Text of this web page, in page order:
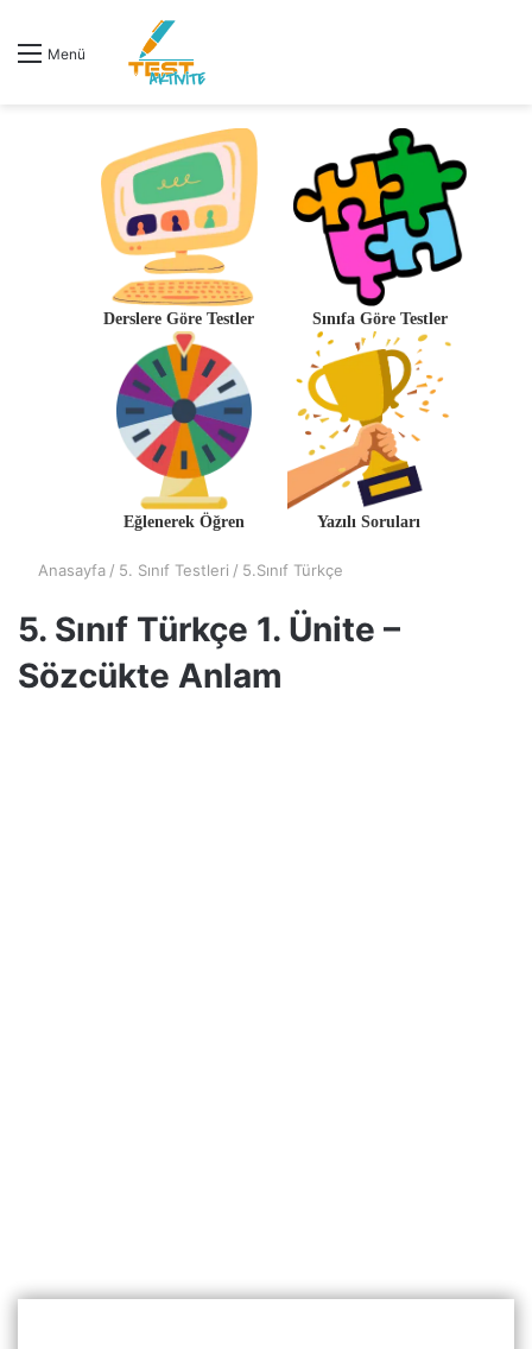
Menü
Derslere Göre Testler Sınıfa Göre Testler
Eğlenerek Öğren Yazılı Soruları
Anasayfa / 5. Sınıf Testleri / 5.Sınıf Türkçe
5. Sınıf Türkçe 1. Ünite –
Sözcükte Anlam